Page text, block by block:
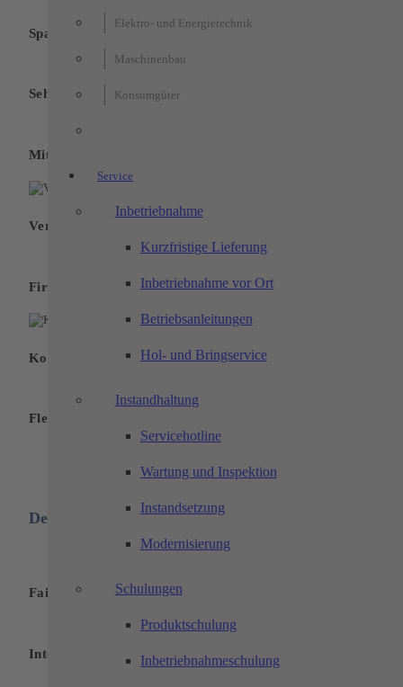
Elektro- und Energietechnik
Maschinenbau
Konsumgüter
Service
Inbetriebnahme
Kurzfristige Lieferung
Inbetriebnahme vor Ort
Betriebsanleitungen
Hol- und Bringservice
Instandhaltung
Servicehotline
Wartung und Inspektion
Instandsetzung
Modernisierung
Schulungen
Produktschulung
Inbetriebnahmeschulung
Spannende Aufgaben und Projekte
Sehr gute Übernahmechancen
Mitarbeiter-Obst
Vergünstigtes Mittagessen
Firmenevents
Kostenlose Parkplätze
Flexibles und mobiles Arbeiten
Deine Vorteile:
Faire Vergütung
Interne Qualifizierungsprogramme